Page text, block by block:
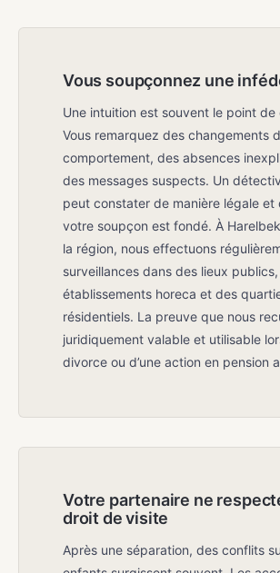
Vous soupçonnez une
Une intuition est souvent le point de
Vous remarquez des changements
comportement, des absences
des messages suspects. Un
peut constater de manière légale et
votre soupçon est fondé. À
la région, nous effectuons
surveillances dans des lieux
établissements horeca et des
résidentiels. La preuve que nous
juridiquement valable et utilisable
divorce ou d’une action en pension
Votre partenaire ne
droit de visite
Après une séparation, des conflits